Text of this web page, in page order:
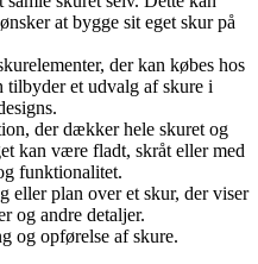
at bygge sit eget skur på
der kan købes hos
et udvalg af skure i
der dækker hele skuret og
kan være fladt, skråt eller med
funktionalitet.
eller plan over et skur, der viser
og andre detaljer.
og opførelse af skure.